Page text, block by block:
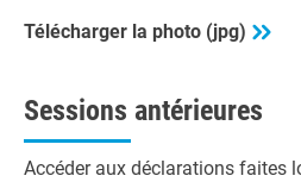
Télécharger la photo (jpg)
Sessions antérieures
Accéder aux déclarations faites